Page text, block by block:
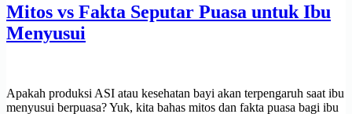
Mitos vs Fakta Seputar Puasa untuk Ibu
Menyusui
Apakah produksi ASI atau kesehatan bayi akan terpengaruh saat ibu
menyusui berpuasa? Yuk, kita bahas mitos dan fakta puasa bagi ibu